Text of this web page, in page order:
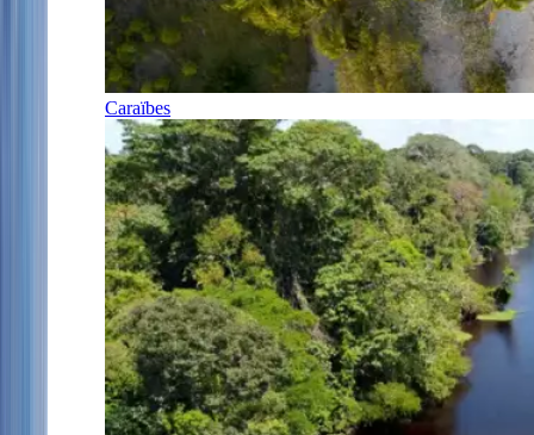
Caraïbes